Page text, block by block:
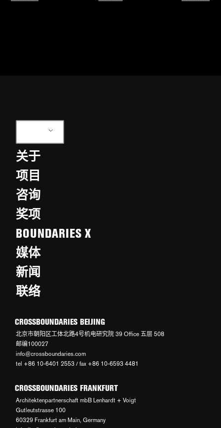
关于
项目
咨询
奖项
BOUNDARIES X
媒体
新闻
联络
CROSSBOUNDARIES BEIJING
北京市朝阳区工体北路4号机电研究院 39 Office 五层 508
邮编100027
info@crossboundaries.com
tel +86 10-6401 2553 / fax +86 10-6593 4481
CROSSBOUNDARIES FRANKFURT
Architektenpartnerschaft mbB Lenhardt + Voigt
Gutleutstrasse 100
60329 Frankfurt am Main, Germany